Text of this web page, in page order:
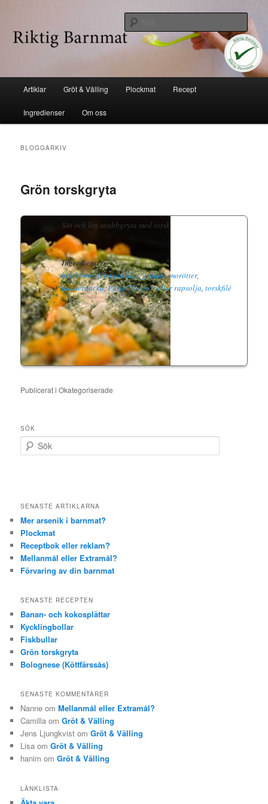
huvudinnehåll
sekundärt
innehåll Riktig barnmat
Sök
Artiklar Gröt & Välling Plockmat Recept
Ingredienser Om oss
BLOGGARKIV
Grön torskgryta
Söt och len snabbgryta med torsk
Ingredienser:
brytbönor,fryst persilja,grädde,morötter,
palsternacka,Purjolök,smör eller rapsolja, torskfilé
Publicerat i Okategoriserade
SÖK
ö
SENASTE ARTIKLARNA
Mer arsenik i barnmat?
Plockmat
Receptbok eller reklam?
Mellanmål eller Extramål?
Förvaring av din barnmat
SENASTE RECEPTEN
Banan- och kokosplättar
Kycklingbollar
Fiskbullar
Grön torskgryta
Bolognese (Köttfärssås)
SENASTE KOMMENTARER
Nanne omMellanmål eller Extramål?
Camilla omGröt & Välling
Jens Ljungkvist omGröt & Välling
Lisa omGröt & Välling
hanim omGröt & Välling
LÄNKLISTA